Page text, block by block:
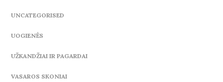
UNCATEGORISED
UOGIENĖS
UŽKANDŽIAI IR PAGARDAI
VASAROS SKONIAI